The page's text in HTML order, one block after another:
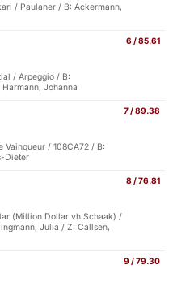
/ Paulaner / B: Ackermann,
6 / 85.61
/ Arpeggio / B:
Johanna
7 / 89.38
/ 108CA72 / B:
Dieter
8 / 76.81
(Million Dollar vh Schaak) /
Julia / Z: Callsen,
9 / 79.30